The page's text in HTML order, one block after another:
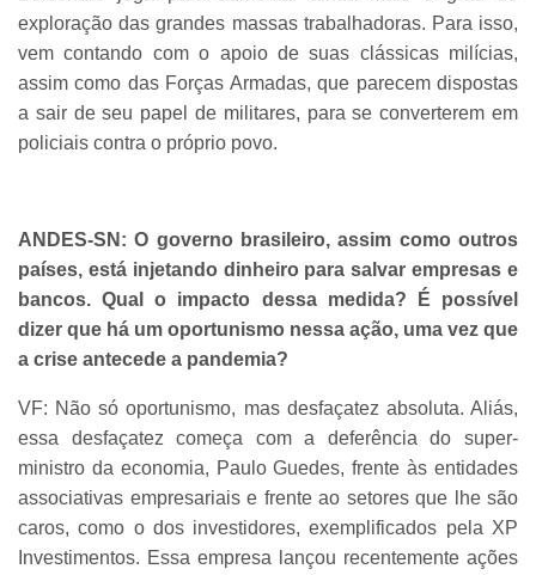
exploração das grandes massas trabalhadoras. Para isso,
vem contando com o apoio de suas clássicas milícias,
assim como das Forças Armadas, que parecem dispostas
a sair de seu papel de militares, para se converterem em
policiais contra o próprio povo.
ANDES-SN: O governo brasileiro, assim como outros
países, está injetando dinheiro para salvar empresas e
bancos. Qual o impacto dessa medida? É possível
dizer que há um oportunismo nessa ação, uma vez que
a crise antecede a pandemia?
VF: Não só oportunismo, mas desfaçatez absoluta. Aliás,
essa desfaçatez começa com a deferência do super-
ministro da economia, Paulo Guedes, frente às entidades
associativas empresariais e frente ao setores que lhe são
caros, como o dos investidores, exemplificados pela XP
Investimentos. Essa empresa lançou recentemente ações